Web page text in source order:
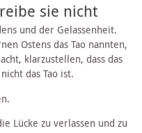
sie nicht
und der Gelassenheit.
Ostens das Tao nannten,
klarzustellen, dass das
das Tao ist.
Lücke zu verlassen und zu